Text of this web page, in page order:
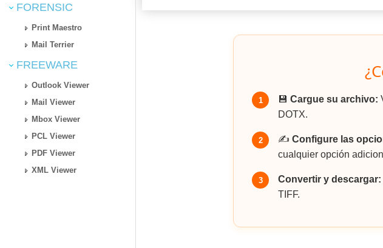
FORENSIC
Print Maestro
Mail Terrier
FREEWARE
Outlook Viewer
Mail Viewer
Mbox Viewer
PCL Viewer
PDF Viewer
XML Viewer
1 💾 Cargue su archivo:
DOTX.
2 ✍️ Configure las
cualquier opción
3 Convertir y descargar:
TIFF.